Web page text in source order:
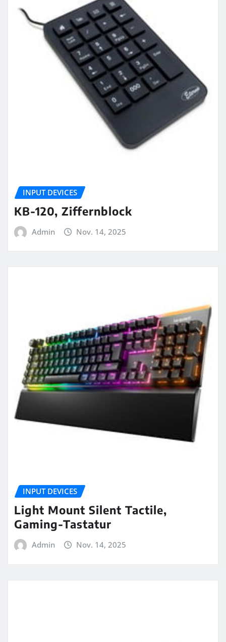
INPUT DEVICES
KB-120, Ziffernblock
Admin Nov. 14, 2025
INPUT DEVICES
Light Mount Silent Tactile,
Gaming-Tastatur
Admin Nov. 14, 2025